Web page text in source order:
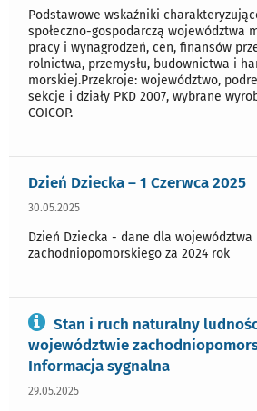
Podstawowe wskaźniki
społeczno-gospodarczą województwa
pracy i wynagrodzeń, cen, finansów
rolnictwa, przemysłu, budownictwa i
morskiej.Przekroje: województwo,
sekcje i działy PKD 2007, wybrane
COICOP.
Dzień Dziecka – 1 Czerwca 2025
30.05.2025
Dzień Dziecka - dane dla województwa
zachodniopomorskiego za 2024 rok
Stan i ruch naturalny
województwie
Informacja sygnalna
29.05.2025